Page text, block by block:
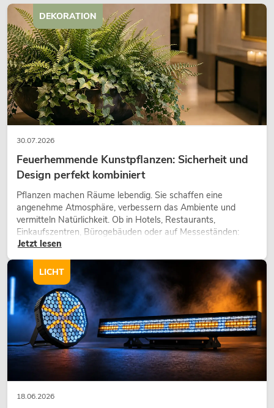
30.07.2026
Feuerhemmende Kunstpflanzen: Sicherheit und
Design perfekt kombiniert
Pflanzen machen Räume lebendig. Sie schaffen eine
angenehme Atmosphäre, verbessern das Ambiente und
vermitteln Natürlichkeit. Ob in Hotels, Restaurants,
Einkaufszentren, Bürogebäuden oder auf Messeständen:
eine hochwertige Begrünung gehört heute längst zum
Jetzt lesen
DEKORATION
18.06.2026
LICHT